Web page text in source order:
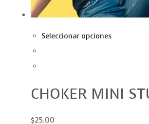
Seleccionar opciones
CHOKER MINI
$25.00